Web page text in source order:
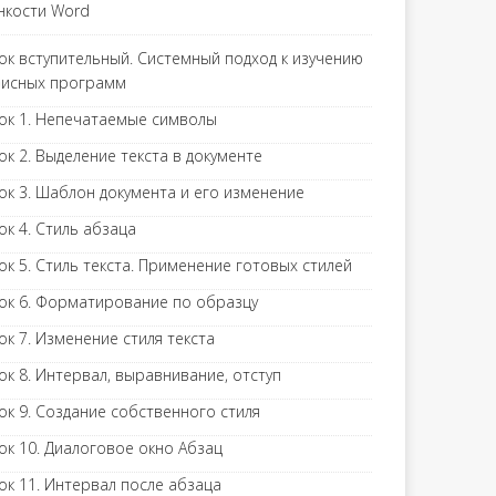
Word
вступительный. Системный подход к изучению
программ
1. Непечатаемые символы
2. Выделение текста в документе
3. Шаблон документа и его изменение
4. Стиль абзаца
5. Стиль текста. Применение готовых стилей
6. Форматирование по образцу
7. Изменение стиля текста
8. Интервал, выравнивание, отступ
9. Создание собственного стиля
10. Диалоговое окно Абзац
11. Интервал после абзаца